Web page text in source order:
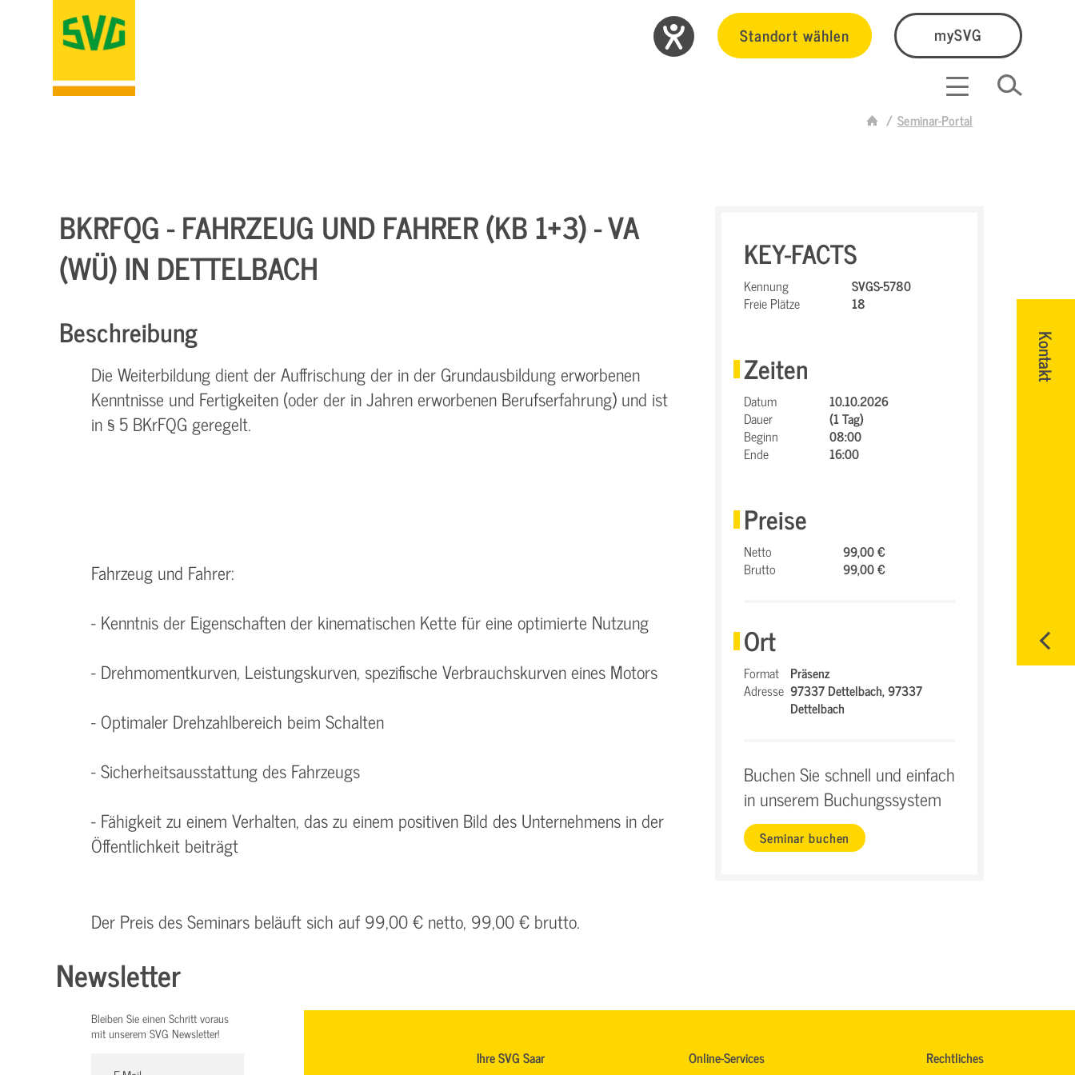
Standort wählen mySVG
Seminar-Portal
Kontakt
BKRFQG - FAHRZEUG UND FAHRER (KB 1+3) - VA
(WÜ) IN DETTELBACH
Beschreibung
Die Weiterbildung dient der Auffrischung der in der Grundausbildung erworbenen
Kenntnisse und Fertigkeiten (oder der in Jahren erworbenen Berufserfahrung) und ist
in § 5 BKrFQG geregelt.
Fahrzeug und Fahrer:
- Kenntnis der Eigenschaften der kinematischen Kette für eine optimierte Nutzung
- Drehmomentkurven, Leistungskurven, spezifische Verbrauchskurven eines Motors
- Optimaler Drehzahlbereich beim Schalten
- Sicherheitsausstattung des Fahrzeugs
- Fähigkeit zu einem Verhalten, das zu einem positiven Bild des Unternehmens in der
Öffentlichkeit beiträgt
Der Preis des Seminars beläuft sich auf 99,00 € netto, 99,00 € brutto.
KEY-FACTS
Kennung
SVGS-5780
Freie Plätze
18
Zeiten
Datum
10.10.2026
Dauer
(1 Tag)
Beginn
08:00
Ende
16:00
Preise
Netto
99,00 €
Brutto
99,00 €
Ort
Format Präsenz
Adresse 97337 Dettelbach,97337
Dettelbach
Buchen Sie schnell und einfach
in unserem Buchungssystem
Seminar buchen
Newsletter
Bleiben Sie einen Schritt voraus
mit unserem SVG Newsletter!
Ihre SVG Saar Online-Services Rechtliches